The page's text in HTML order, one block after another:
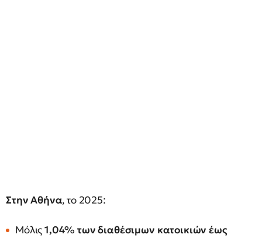
Στην Αθήνα, το 2025:
Μόλις1,04% των διαθέσιμων κατοικιών έως